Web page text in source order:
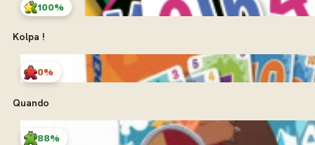
100%
Kolpa !
0%
Quando
88%